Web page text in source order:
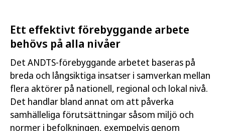
Ett effektivt förebyggande arbete
behövs på alla nivåer
Det ANDTS-förebyggande arbetet baseras på
breda och långsiktiga insatser i samverkan mellan
flera aktörer på nationell, regional och lokal nivå.
Det handlar bland annat om att påverka
samhälleliga förutsättningar såsom miljö och
normer i befolkningen, exempelvis genom